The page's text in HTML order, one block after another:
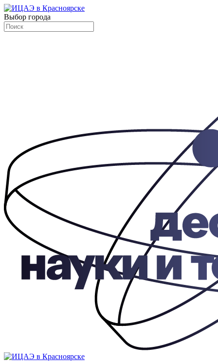
Выбор города